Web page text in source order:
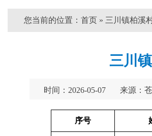
您当前的位置： 首页 » 三川镇柏溪
三川
时间：2026-05-07 来源：
序号